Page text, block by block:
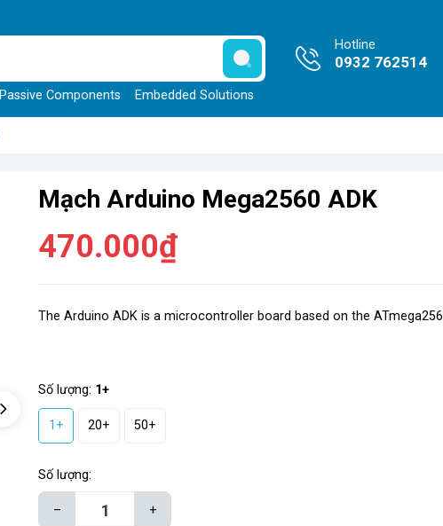
Passive Components Embedded Solutions
Hotline
0932 762514
Mạch Arduino Mega2560 ADK
470.000₫
The Arduino ADK is a microcontroller board based on the ATmega256
Số lượng: 1+
1+ 20+ 50+
Số lượng:
– +